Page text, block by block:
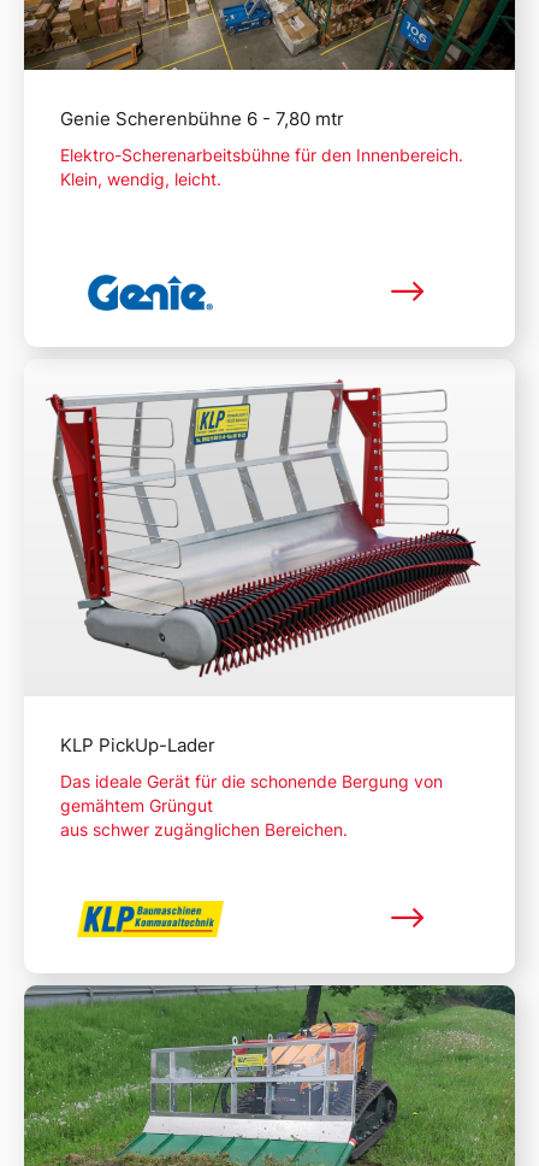
Genie Scherenbühne 6 - 7,80 mtr
Elektro-Scherenarbeitsbühne für den Innenbereich.
Klein, wendig, leicht.
KLP PickUp-Lader
Das ideale Gerät für die schonende Bergung von
gemähtem Grüngut
aus schwer zugänglichen Bereichen.
Mehr lesen